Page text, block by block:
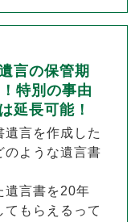
言の保管期
特別の事由
延長可能！
遺言を作成した
のような遺言書
遺言書を20年
てもらえるって